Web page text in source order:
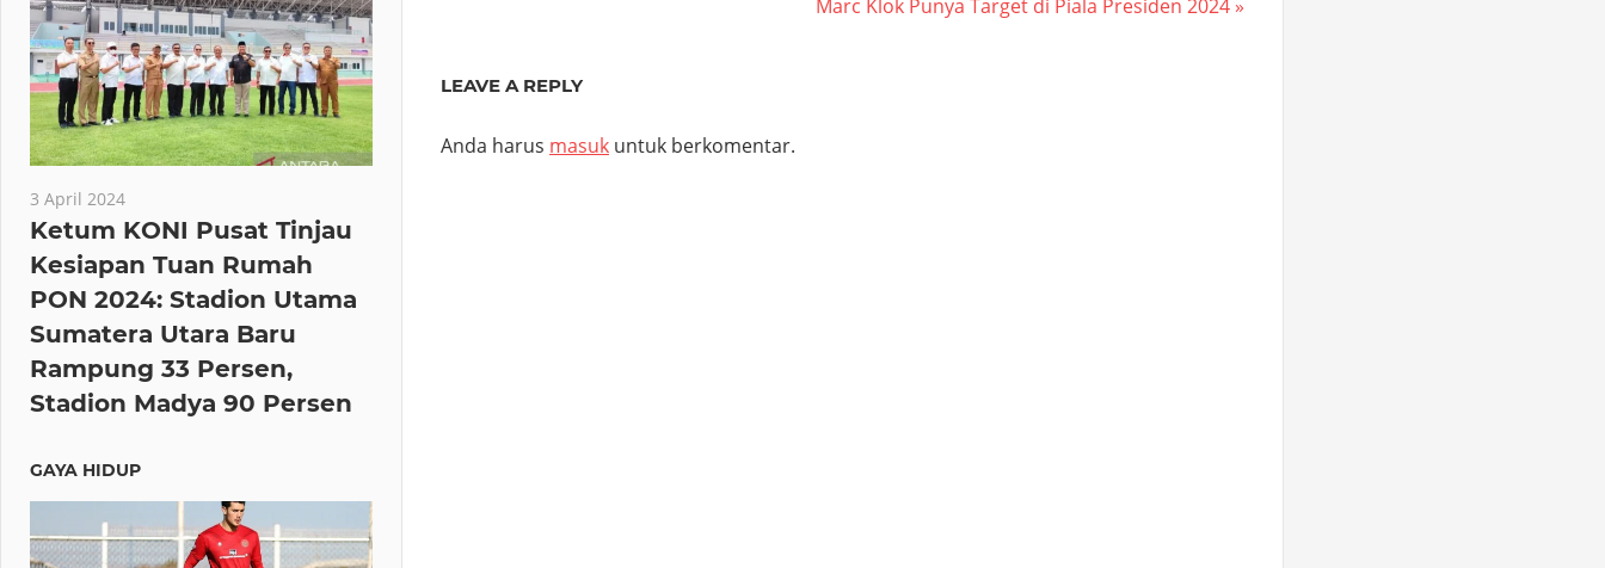
Marc Klok Punya Target di Piala Presiden 2024
LEAVE A REPLY
Anda harus masuk untuk berkomentar.
3 April 2024
Ketum KONI Pusat Tinjau
Kesiapan Tuan Rumah
PON 2024: Stadion Utama
Sumatera Utara Baru
Rampung 33 Persen,
Stadion Madya 90 Persen
GAYA HIDUP